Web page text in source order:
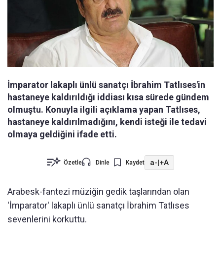
İmparator lakaplı ünlü sanatçı İbrahim Tatlıses'in
hastaneye kaldırıldığı iddiası kısa sürede gündem
olmuştu. Konuyla ilgili açıklama yapan Tatlıses,
hastaneye kaldırılmadığını, kendi isteği ile tedavi
olmaya geldiğini ifade etti.
Özetle Dinle Kaydet a-|+A
Arabesk-fantezi müziğin gedik taşlarından olan
'İmparator' lakaplı ünlü sanatçı İbrahim Tatlıses
sevenlerini korkuttu.